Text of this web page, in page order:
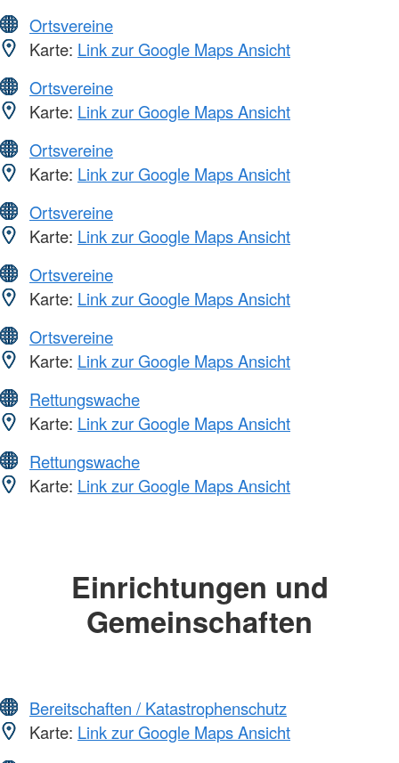
Ortsvereine
Karte: Link zur Google Maps Ansicht
Ortsvereine
Karte: Link zur Google Maps Ansicht
Ortsvereine
Karte: Link zur Google Maps Ansicht
Ortsvereine
Karte: Link zur Google Maps Ansicht
Ortsvereine
Karte: Link zur Google Maps Ansicht
Ortsvereine
Karte: Link zur Google Maps Ansicht
Rettungswache
Karte: Link zur Google Maps Ansicht
Rettungswache
Karte: Link zur Google Maps Ansicht
Einrichtungen und
Gemeinschaften
Bereitschaften / Katastrophenschutz
Karte: Link zur Google Maps Ansicht